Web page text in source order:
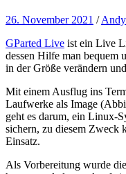
26. November 2021 /Andy
GParted Live ist ein Live
dessen Hilfe man bequem
in der Größe verändern
Mit einem Ausflug ins
Laufwerke als Image
geht es darum, ein Linux-
sichern, zu diesem Zweck
Einsatz.
Als Vorbereitung wurde